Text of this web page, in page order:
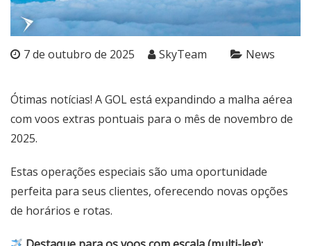
7 de outubro de 2025 SkyTeam News
Ótimas notícias! A GOL está expandindo a malha aérea
com voos extras pontuais para o mês de novembro de
2025.
Estas operações especiais são uma oportunidade
perfeita para seus clientes, oferecendo novas opções
de horários e rotas.